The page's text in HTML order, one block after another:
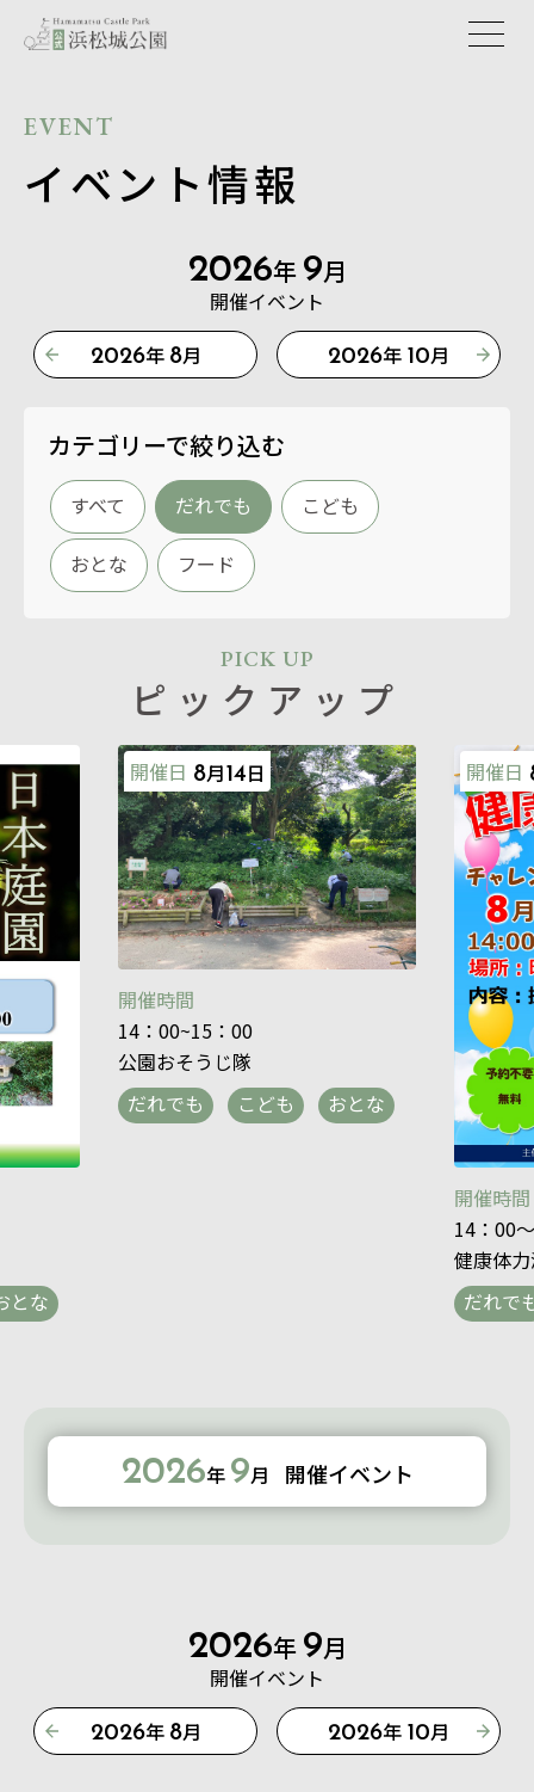
EVENT
イベント情報
2026年 8月
2026年 9月
開催イベント
2026年 10月
カテゴリーで絞り込む
すべて だれでも こども
おとな フード
PICK UP
ピックアップ
とな
開催日 8月14日
開催時間
14：00~15：00
公園おそうじ隊
だれでも
こども おとな
開催日
開催時間
14：00
健康体
だれで
2026年 9月 開催イベント
2026年 8月
2026年 9月
開催イベント
2026年 10月